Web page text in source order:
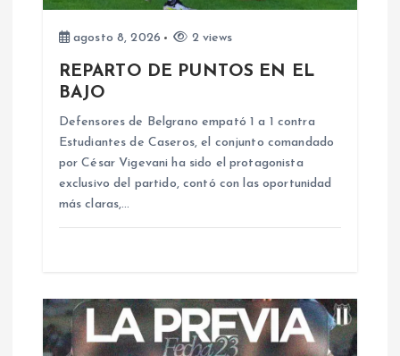
a
agosto 8, 2026 2 views
REPARTO DE PUNTOS EN EL
BAJO
Defensores de Belgrano empató 1 a 1 contra
Estudiantes de Caseros, el conjunto comandado
por César Vigevani ha sido el protagonista
exclusivo del partido, contó con las oportunidad
más claras,…